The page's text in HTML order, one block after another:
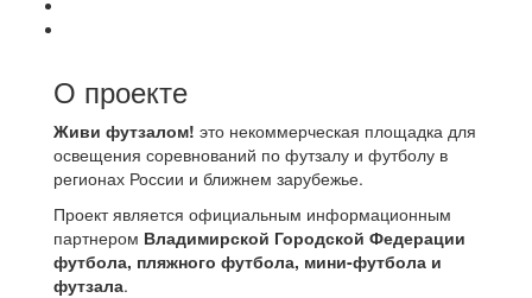
О проекте
Живи футзалом! это некоммерческая площадка для
освещения соревнований по футзалу и футболу в
регионах России и ближнем зарубежье.
Проект является официальным информационным
партнером Владимирской Городской Федерации
футбола, пляжного футбола, мини-футбола и
футзала.